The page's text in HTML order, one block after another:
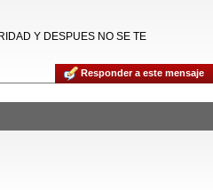
Y DESPUES NO SE TE
Responder a este mensaje